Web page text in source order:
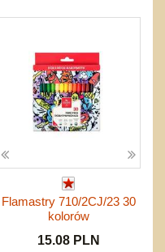
Flamastry 710/2CJ/23 30
kolorów
15.08 PLN